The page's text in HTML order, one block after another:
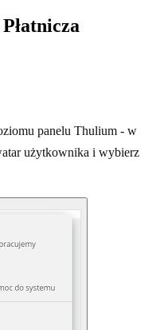
panelu Thulium - w
użytkownika i wybierz